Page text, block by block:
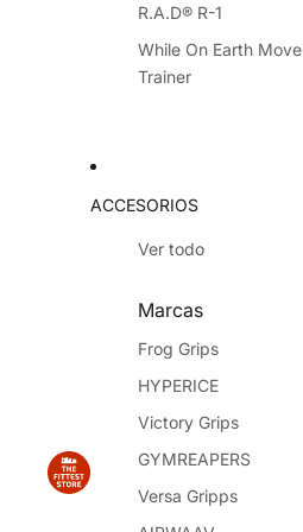
R.A.D® R-1
While On Earth Move
Trainer
ACCESORIOS
Ver todo
Marcas
Frog Grips
HYPERICE
Victory Grips
GYMREAPERS
Versa Gripps